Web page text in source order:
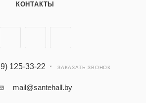
КОНТАКТЫ
125-33-22 ЗАКАЗАТЬ ЗВОНОК
mail@santehall.by